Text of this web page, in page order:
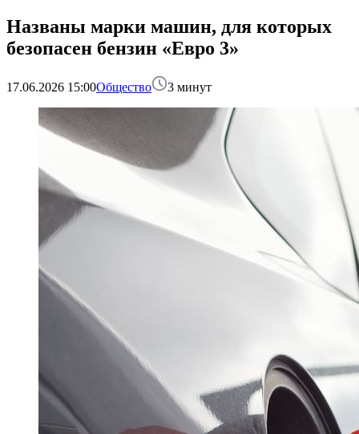
Названы марки машин, для которых
безопасен бензин «Евро 3»
17.06.2026 15:00Общество 3 минут